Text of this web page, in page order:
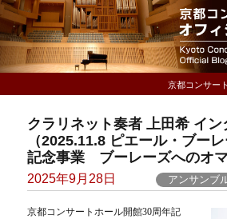
京都コンサー
クラリネット奏者 上田希 イン
（2025.11.8 ピエール・ブー
記念事業 ブーレーズへのオマ
Posted
2025年9月28日 アンサンブ
京都コンサートホール開館30周年記